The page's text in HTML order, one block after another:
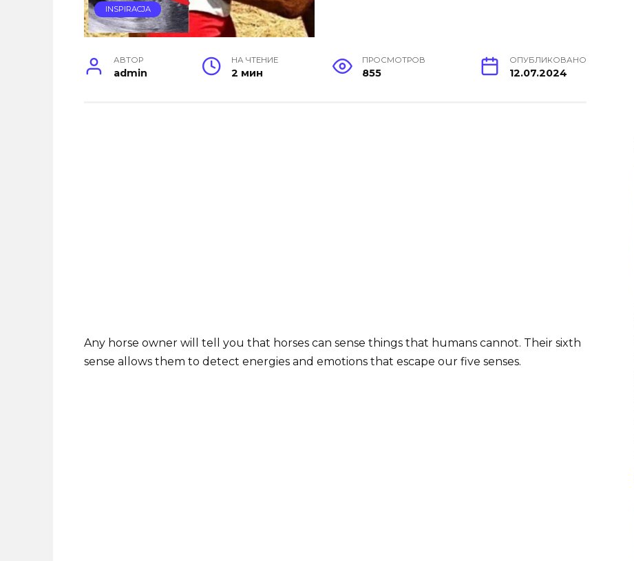
INSPIRACJA
АВТОР
admin
НА ЧТЕНИЕ
2 мин
ПРОСМОТРОВ
855
ОПУБЛИКОВАНО
12.07.2024
Any horse owner will tell you that horses can sense things that humans cannot. Their sixth
sense allows them to detect energies and emotions that escape our five senses.